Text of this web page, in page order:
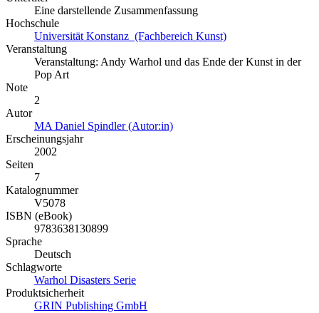
Eine darstellende Zusammenfassung
Hochschule
Universität Konstanz (Fachbereich Kunst)
Veranstaltung
Veranstaltung: Andy Warhol und das Ende der Kunst in der
Pop Art
Note
2
Autor
MA Daniel Spindler (Autor:in)
Erscheinungsjahr
2002
Seiten
7
Katalognummer
V5078
ISBN (eBook)
9783638130899
Sprache
Deutsch
Schlagworte
Warhol Disasters Serie
Produktsicherheit
GRIN Publishing GmbH